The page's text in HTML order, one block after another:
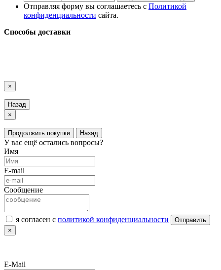
Отправляя форму вы соглашаетесь с Политикой
конфиденциальности сайта.
Способы доставки
×
Назад
×
Продолжить покупки Назад
У вас ещё остались вопросы?
Имя
E-mail
Сообщение
я согласен с политикой конфиденциальности
Отправить
×
E-Mail